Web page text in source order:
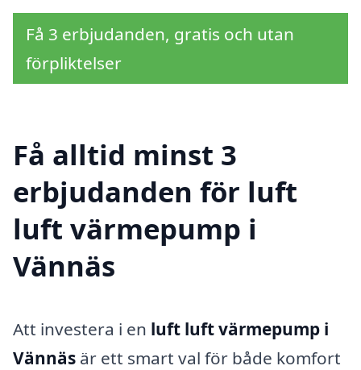
Få 3 erbjudanden, gratis och utan
förpliktelser
Få alltid minst 3
erbjudanden för luft
luft värmepump i
Vännäs
Att investera i en luft luft värmepump i
Vännäs är ett smart val för både komfort